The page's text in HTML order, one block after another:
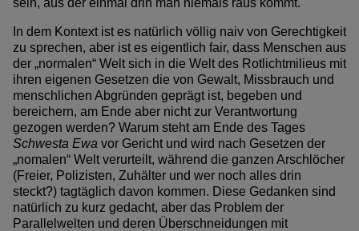
In dem Kontext ist es natürlich völlig naiv von Gerechtigkeit
zu sprechen, aber ist es eigentlich fair, dass Menschen aus
der „normalen“ Welt sich in die Welt des Rotlichtmilieus mit
ihren eigenen Gesetzen die von Gewalt, Missbrauch und
menschlichen Abgründen geprägt ist, begeben und
bereichern, am Ende aber nicht zur Verantwortung
gezogen werden? Warum steht am Ende des Tages
Schwesta Ewa vor Gericht und wird nach Gesetzen der
„nomalen“ Welt verurteilt, während die ganzen Arschlöcher
(Freier, Polizisten, Zuhälter und wer noch alles drin
steckt?) tagtäglich davon kommen. Diese Gedanken sind
natürlich zu kurz gedacht, aber das Problem der
Parallelwelten und deren Überschneidungen mit